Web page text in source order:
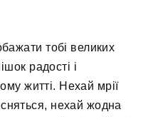
тобі великих
радості і
житті. Нехай мрії
нехай жодна